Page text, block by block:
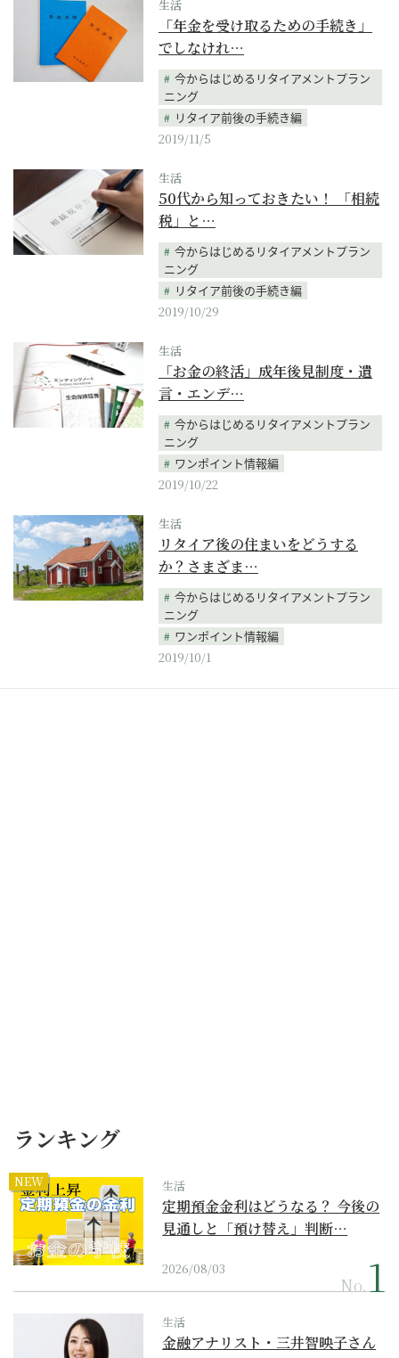
生活
「年金を受け取るための手続き」
でしなけれ…
今からはじめるリタイアメントプラン
ニング
リタイア前後の手続き編
2019/11/5
生活
50代から知っておきたい！ 「相続
税」と…
今からはじめるリタイアメントプラン
ニング
リタイア前後の手続き編
2019/10/29
生活
「お金の終活」成年後見制度・遺
言・エンデ…
今からはじめるリタイアメントプラン
ニング
ワンポイント情報編
2019/10/22
生活
リタイア後の住まいをどうする
か？さまざま…
今からはじめるリタイアメントプラン
ニング
ワンポイント情報編
2019/10/1
ランキング
NEW 生活
定期預金金利はどうなる？ 今後の
見通しと「預け替え」判断…
2026/08/03
No.
生活
金融アナリスト・三井智映子さん